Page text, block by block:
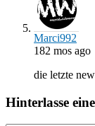
Marci992
182 mos ago
die letzte
Hinterlasse